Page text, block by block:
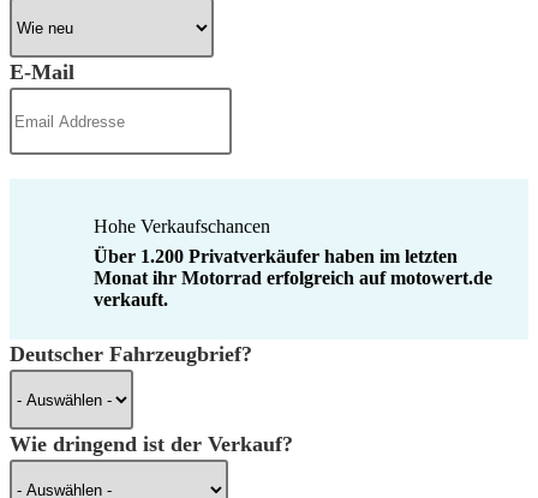
E-Mail
Hohe Verkaufschancen
Über 1.200 Privatverkäufer haben im letzten
Monat ihr Motorrad erfolgreich auf motowert.de
verkauft.
Deutscher Fahrzeugbrief?
Wie dringend ist der Verkauf?